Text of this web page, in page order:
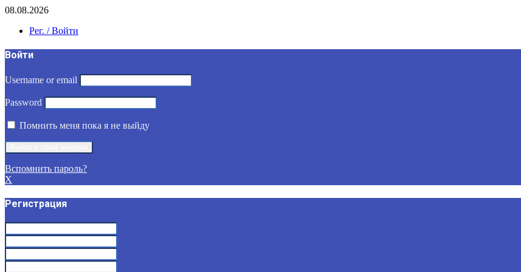
08.08.2026
Рег. / Войти
Войти
Username or email
Password
Помнить меня пока я не выйду
Вспомнить пароль?
X
Регистрация